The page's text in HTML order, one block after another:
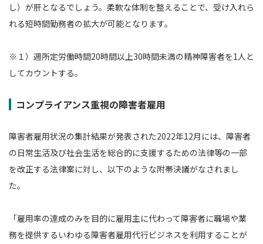
し）が肝となるでしょう。柔軟な体制を整えることで、受け入れら
れる短時間勤務者の拡大が可能となります。
※１）週所定労働時間20時間以上30時間未満の精神障害者を1人と
してカウントする。
コンプライアンス重視の障害者雇用
障害者雇用状況の集計結果が発表された2022年12月には、障害者
の日常生活及び社会生活を総合的に支援するための法律等の一部
を改正する法律案に対し、以下のような附帯決議がなされまし
た。
「雇用率の達成のみを目的に雇用主に代わって障害者に職場や業
務を提供するいわゆる障害者雇用代行ビジネスを利用することが